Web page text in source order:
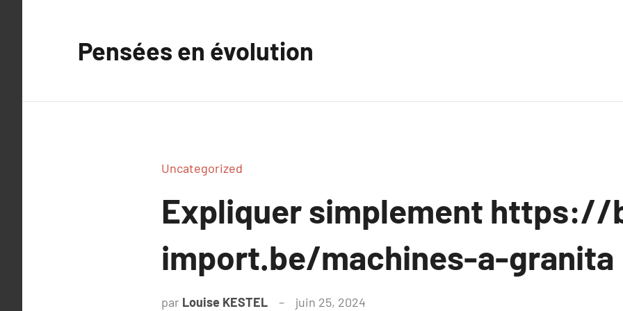
Pensées en évolution
Uncategorized
Expliquer simplement https://
import.be/machines-a-granita
par Louise KESTEL juin 25, 2024